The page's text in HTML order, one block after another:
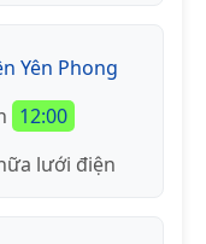
Yên Phong
12:00
lưới điện